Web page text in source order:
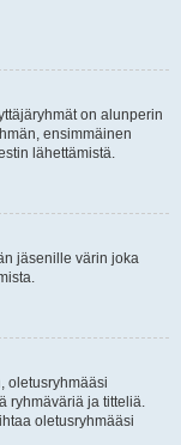
on alunperin
ensimmäinen
lähettämistä.
jäsenille värin joka
oletusryhmääsi
ryhmäväriä ja titteliä.
oletusryhmääsi